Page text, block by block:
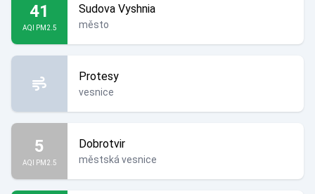
41
AQI PM2.5
Sudova Vyshnia
město
Protesy
vesnice
5
AQI PM2.5
Dobrotvir
městská vesnice